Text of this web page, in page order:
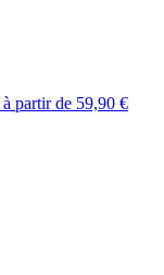
à partir de 59,90 €